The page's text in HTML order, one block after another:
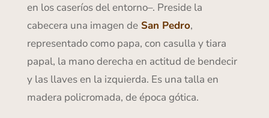
en los caseríos del entorno–. Preside la
cabecera una imagen de San Pedro,
representado como papa, con casulla y tiara
papal, la mano derecha en actitud de bendecir
y las llaves en la izquierda. Es una talla en
madera policromada, de época gótica.